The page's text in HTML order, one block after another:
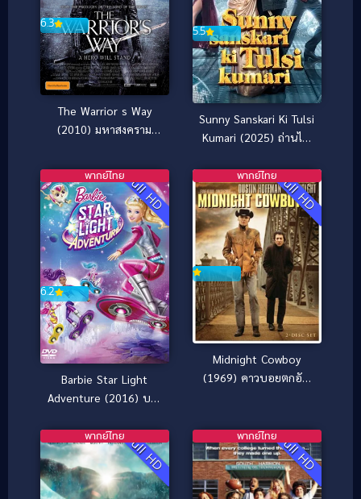
6.3
The Warrior s Way
(2010) มหาสงคราม
5.5
Sunny Sanskari Ki Tulsi
Kumari (2025) ถ่านไฟ
Full HD
6.2
พากย์ไทย
Barbie Star Light
Adventure (2016) บาร์
Full HD
พากย์ไทย
Midnight Cowboy
(1969) คาวบอยตกอับ
Full HD
พากย์ไทย Full HD
พากย์ไทย